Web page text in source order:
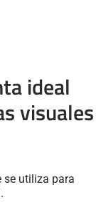
ideal
visuales
se utiliza para